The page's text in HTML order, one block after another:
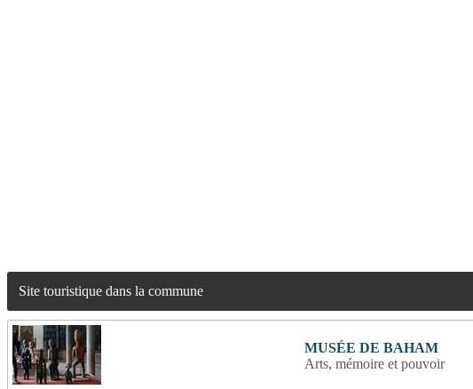
Site touristique dans la commune
MUSÉE DE BAHAM
Arts, mémoire et pouvoir